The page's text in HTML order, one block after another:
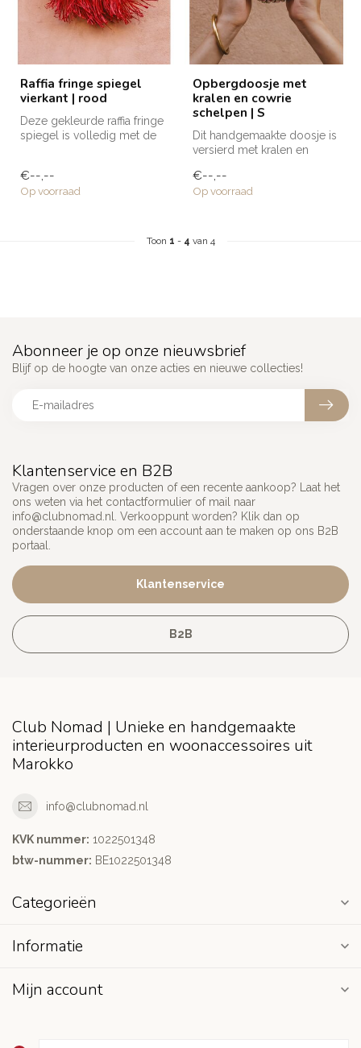
Raffia fringe spiegel
vierkant | rood
Deze gekleurde raffia fringe
spiegel is volledig met de
€--,--
Op voorraad
Opbergdoosje met
kralen en cowrie
schelpen | S
Dit handgemaakte doosje is
versierd met kralen en
voorzien...
€--,--
Op voorraad
Toon 1 - 4 van 4
Klantenservice en B2B
Vragen over onze producten of een recente aankoop? Laat het
ons weten via het contactformulier of mail naar
info@clubnomad.nl . Verkooppunt worden? Klik dan op
onderstaande knop om een account aan te maken op ons B2B
portaal.
Klantenservice
B2B
Abonneer je op onze nieuwsbrief
Blijf op de hoogte van onze acties en nieuwe collecties!
Club Nomad | Unieke en handgemaakte
interieurproducten en woonaccessoires uit
Marokko
info@clubnomad.nl
KVK nummer: 1022501348
btw-nummer: BE1022501348
Categorieën
Informatie
Mijn account